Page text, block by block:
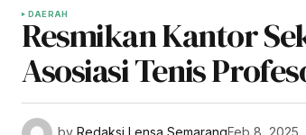
DAERAH
Resmikan Kantor
Asosiasi Tenis
by Redaksi Lensa SemarangFeb 8, 2025